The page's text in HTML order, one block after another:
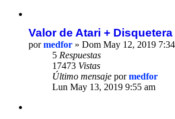
Valor de Atari + Disquetera
pormedfor » Dom May 12, 2019
5 Respuestas
17473 Vistas
Último mensaje pormedfor
Lun May 13, 2019 9:55 am